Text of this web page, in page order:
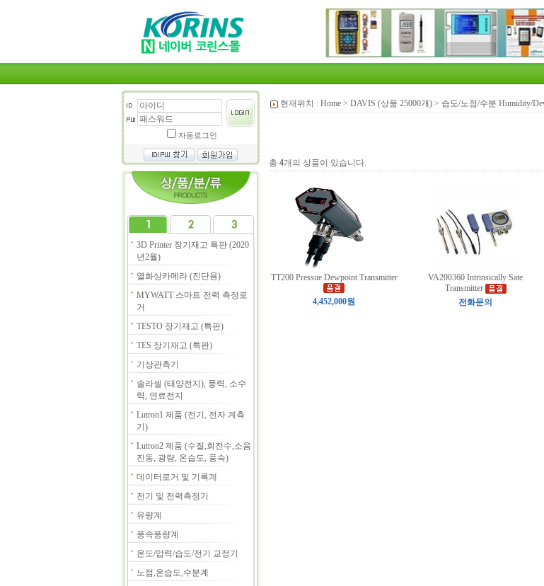
자동로그인
3D Printer 장기재고 특판 (2020
년2월)
열화상카메라 (진단용)
MYWATT 스마트 전력 측정로
거
TESTO 장기재고 (특판)
TES 장기재고 (특판)
기상관측기
솔라셀 (태양전지), 풍력, 소수
력, 연료전지
Lutron1 제품 (전기, 전자 계측
기)
Lutron2 제품 (수질,회전수,소음
진동, 광량, 온습도, 풍속)
데이터로거 및 기록계
전기 및 전력측정기
유량계
풍속풍량계
온도/압력/습도/전기 교정기
노점,온습도,수분계
현재위치 : Home > DAVIS (상품 25000개) > 습도/노점/수분 Humidity/
총 4개의 상품이 있습니다.
TT200 Pressue Dewpoint Transmitter
4,452,000원
VA200360 Intrinsically Sate
Transmitter
전화문의